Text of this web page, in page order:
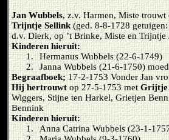
Jan Wubbels, z.v. Harmen, Miste
Trijntje Sellink(ged. 8-8-1728 getuigen:
d.v. Dierk, op ’t Brinke, Miste en Trijntje
Kinderen hieruit:
1.
Hermanus Wubbels (22-6-1749)
2.
Janna Wubbels (21-6-1750)
Begraafboek;17-2-1753 Vonder Jan
Hij hertrouwt op 27-5-1753 metGrijtje
Wiggers, Stijne ten Harkel, Grietjen
Bennink
Kinderen hieruit:
1.
Anna Catrina Wubbels (23-1-